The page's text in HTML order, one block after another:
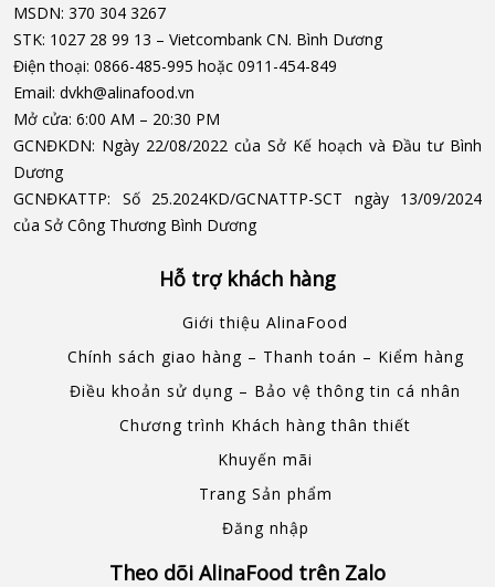
MSDN: 370 304 3267
STK: 1027 28 99 13 – Vietcombank CN. Bình Dương
Điện thoại: 0866-485-995 hoặc 0911-454-849
Email: dvkh@alinafood.vn
Mở cửa: 6:00 AM – 20:30 PM
GCNĐKDN: Ngày 22/08/2022 của Sở Kế hoạch và Đầu tư Bình
Dương
GCNĐKATTP: Số 25.2024KD/GCNATTP-SCT ngày 13/09/2024
của Sở Công Thương Bình Dương
Hỗ trợ khách hàng
Giới thiệu AlinaFood
Chính sách giao hàng – Thanh toán – Kiểm hàng
Điều khoản sử dụng – Bảo vệ thông tin cá nhân
Chương trình Khách hàng thân thiết
Khuyến mãi
Trang Sản phẩm
Đăng nhập
Theo dõi AlinaFood trên Zalo